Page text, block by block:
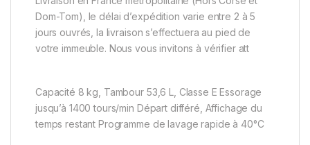
Dom-Tom), le délai d’expédition varie entre 2 à 5
jours ouvrés, la livraison s’effectuera au pied de
votre immeuble. Nous vous invitons à vérifier att
Capacité 8 kg, Tambour 53,6 L, Classe E Essorage
jusqu’à 1400 tours/min Départ différé, Affichage du
temps restant Programme de lavage rapide à 40°C